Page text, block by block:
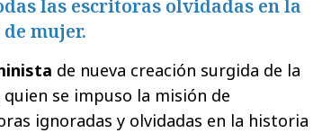
las escritoras olvidadas en la
mujer.
de nueva creación surgida de la
se impuso la misión de
ignoradas y olvidadas en la historia